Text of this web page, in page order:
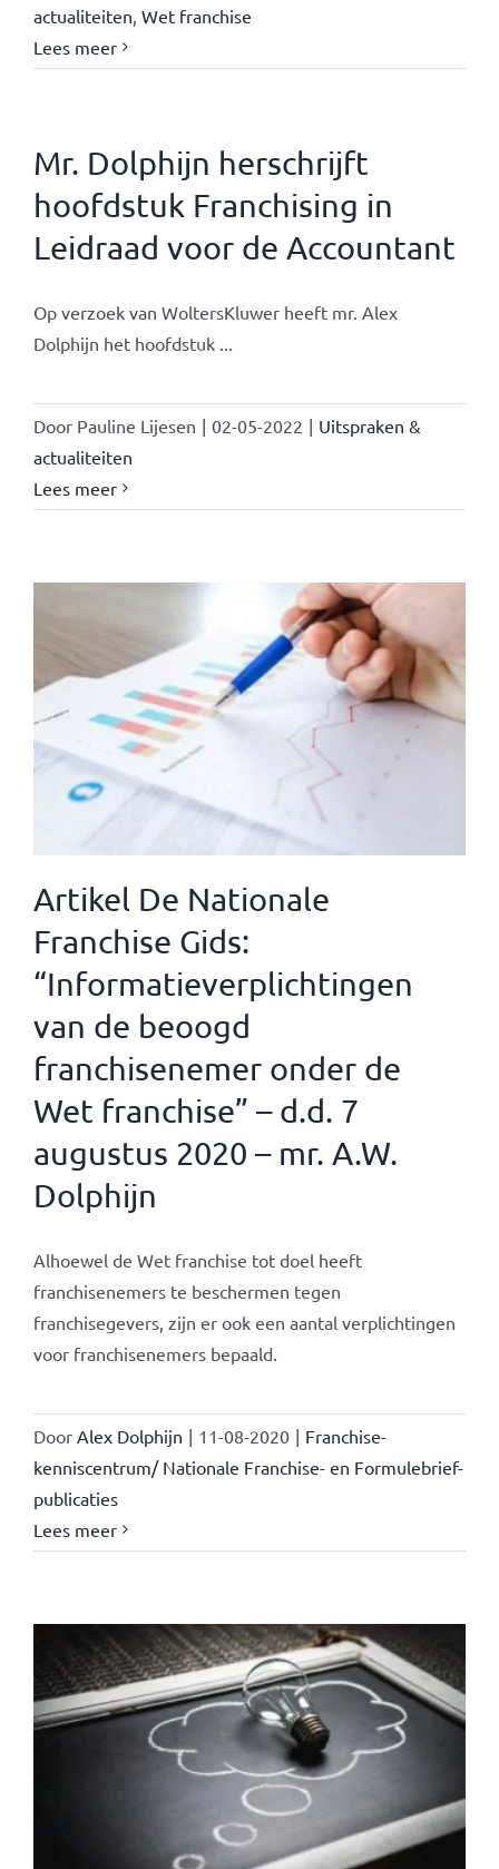
actualiteiten Wet franchise
Lees meer
Mr. Dolphijn herschrijft
hoofdstuk Franchising in
Leidraad voor de Accountant
Op verzoek van WoltersKluwer heeft mr. Alex
Dolphijn het hoofdstuk ...
Door Pauline Lijesen | 02-05-2022 | Uitspraken &
actualiteiten
Lees meer
Artikel De Nationale
Franchise Gids:
“Informatieverplichtingen
van de beoogd
franchisenemer onder de
Wet franchise” – d.d. 7
augustus 2020 – mr. A.W.
Dolphijn
Alhoewel de Wet franchise tot doel heeft
franchisenemers te beschermen tegen
franchisegevers, zijn er ook een aantal verplichtingen
voor franchisenemers bepaald.
Door Alex Dolphijn | 11-08-2020 | Franchise-
kenniscentrum/ Nationale Franchise- en Formulebrief-
publicaties
Lees meer